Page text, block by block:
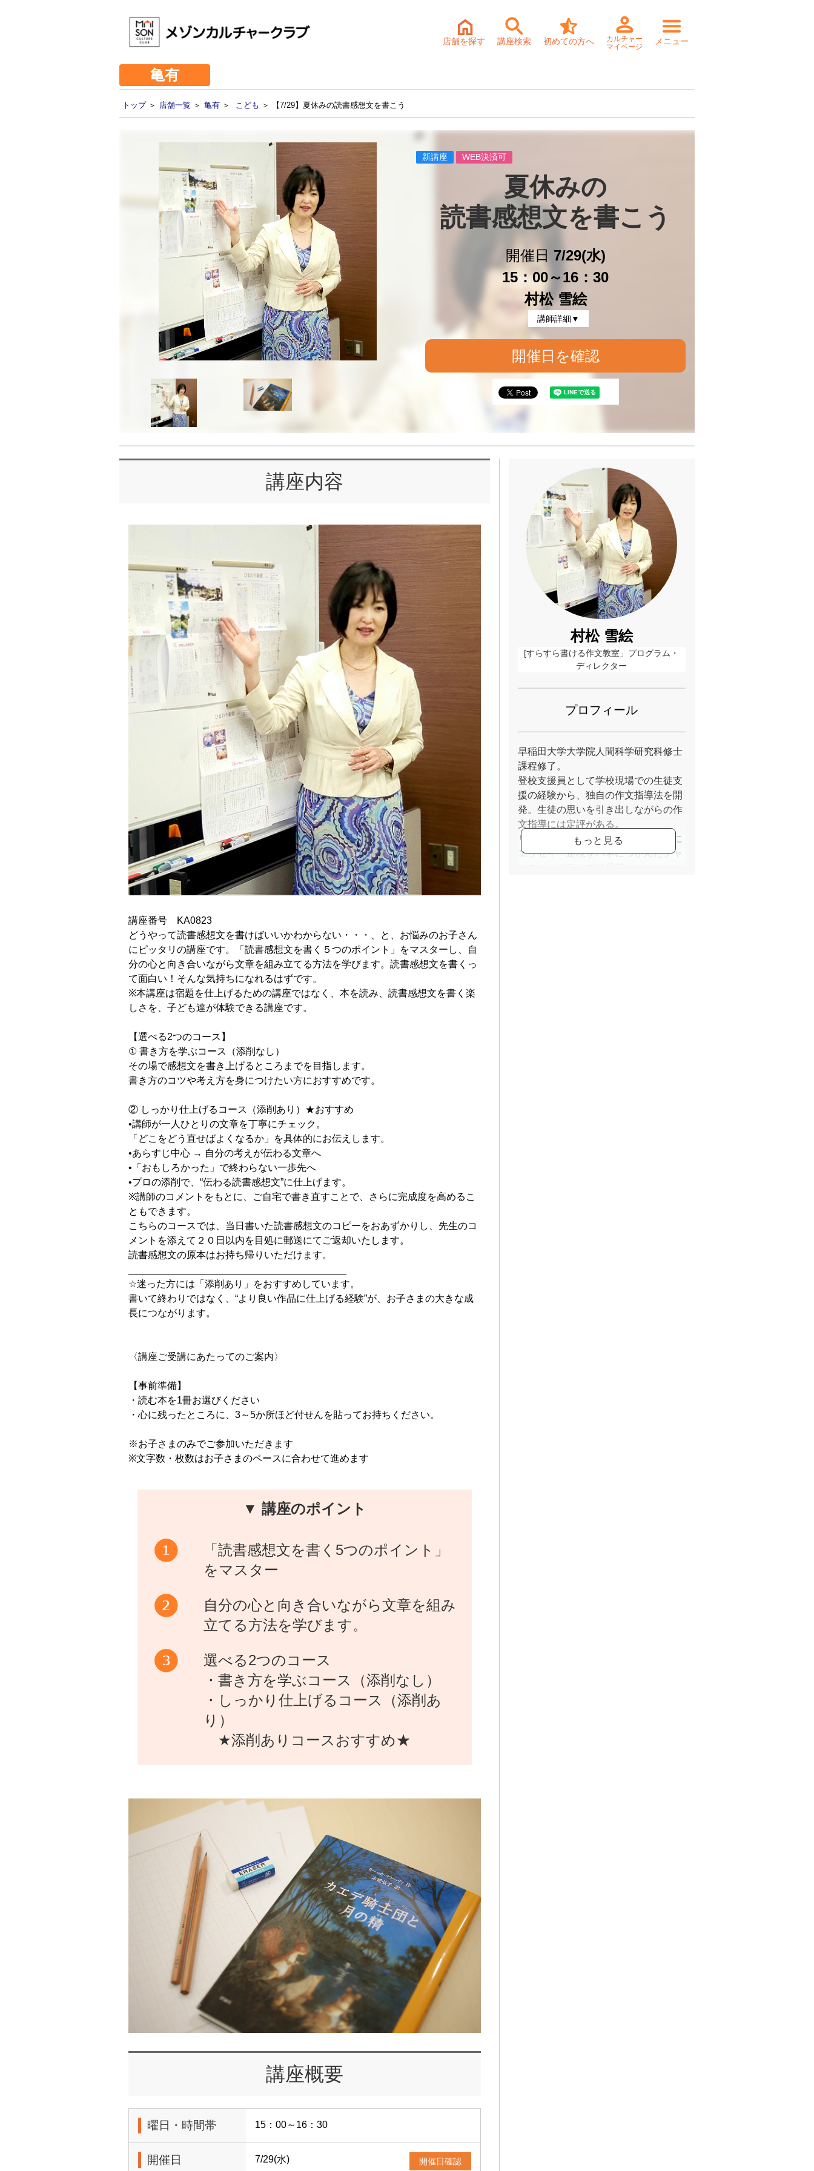
店舗を探す 講座検索 初めての方へ
カルチャー
マイページ
メニュー
亀有
トップ＞ 店舗一覧 ＞ 亀有 ＞ こども ＞ 【7/29】夏休みの読書感想文を書こう
新講座 WEB決済可
夏休みの
読書感想文を書こう
開催日 7/29(水)
15：00～16：30
村松 雪絵
講師詳細▼
開催日を確認
講座内容
講座番号 KA0823
どうやって読書感想文を書けばいいかわからない・・・、と、お悩みのお子さん
にピッタリの講座です。「読書感想文を書く５つのポイント」をマスターし、自
分の心と向き合いながら文章を組み立てる方法を学びます。読書感想文を書くっ
て面白い！そんな気持ちになれるはずです。
※本講座は宿題を仕上げるための講座ではなく、本を読み、読書感想文を書く楽
しさを、子ども達が体験できる講座です。
【選べる2つのコース】
① 書き方を学ぶコース（添削なし）
その場で感想文を書き上げるところまでを目指します。
書き方のコツや考え方を身につけたい方におすすめです。
② しっかり仕上げるコース（添削あり）★おすすめ
•講師が一人ひとりの文章を丁寧にチェック。
「どこをどう直せばよくなるか」を具体的にお伝えします。
•あらすじ中心 → 自分の考えが伝わる文章へ
•「おもしろかった」で終わらない一歩先へ
•プロの添削で、“伝わる読書感想文”に仕上げます。
※講師のコメントをもとに、ご自宅で書き直すことで、さらに完成度を高めるこ
ともできます。
こちらのコースでは、当日書いた読書感想文のコピーをおあずかりし、先生のコ
メントを添えて２０日以内を目処に郵送にてご返却いたします。
読書感想文の原本はお持ち帰りいただけます。
☆迷った方には「添削あり」をおすすめしています。
書いて終わりではなく、“より良い作品に仕上げる経験”が、お子さまの大きな成
長につながります。
〈講座ご受講にあたってのご案内〉
【事前準備】
・読む本を1冊お選びください
・心に残ったところに、3～5か所ほど付せんを貼ってお持ちください。
※お子さまのみでご参加いただきます
※文字数・枚数はお子さまのペースに合わせて進めます
▼ 講座のポイント
「読書感想文を書く5つのポイント」
をマスター
自分の心と向き合いながら文章を組み
立てる方法を学びます。
選べる2つのコース
・書き方を学ぶコース（添削なし）
・しっかり仕上げるコース（添削あ
り）
★添削ありコースおすすめ★
講座概要
曜日・時間帯 15：00～16：30
開催日 7/29(水) 開催日確認
村松 雪絵
[すらすら書ける作文教室」プログラム・
ディレクター
プロフィール
早稲田大学大学院人間科学研究科修士
課程修了。
登校支援員として学校現場での生徒支
援の経験から、独自の作文指導法を開
発。生徒の思いを引き出しながらの作
文指導には定評がある。
リクルート転職エッセイコンテストに
エッセイ「逆境をバネにつかんだチャ